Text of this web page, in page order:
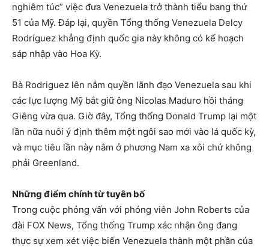
nghiêm túc” việc đưa Venezuela trở thành tiểu bang thứ
51 của Mỹ. Đáp lại, quyền Tổng thống Venezuela Delcy
Rodríguez khẳng định quốc gia này không có kế hoạch
sáp nhập vào Hoa Kỳ.
Bà Rodriguez lên nắm quyền lãnh đạo Venezuela sau khi
các lực lượng Mỹ bắt giữ ông Nicolas Maduro hồi tháng
Giêng vừa qua. Giờ đây, Tổng thống Donald Trump lại một
lần nữa nuôi ý định thêm một ngôi sao mới vào lá quốc kỳ,
và mục tiêu lần này nằm ở phương Nam xa xôi chứ không
phải Greenland.
Những điểm chính từ tuyên bố
Trong cuộc phỏng vấn với phóng viên John Roberts của
đài FOX News, Tổng thống Trump xác nhận ông đang
thực sự xem xét việc biến Venezuela thành một phần của